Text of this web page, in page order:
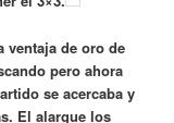
ventaja de oro de
pero ahora
se acercaba y
El alargue los